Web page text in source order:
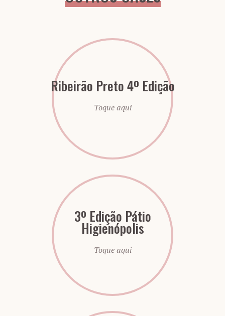
Ribeirão Preto 4º Edição
Toque aqui
3º Edição Pátio
Higienópolis
Toque aqui